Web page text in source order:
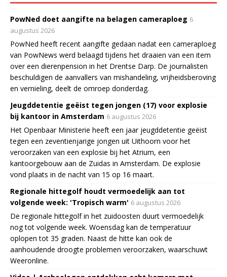
PowNed doet aangifte na belagen cameraploeg 6
augustus 2026
PowNed heeft recent aangifte gedaan nadat een cameraploeg
van PowNews werd belaagd tijdens het draaien van een item
over een dierenpension in het Drentse Darp. De journalisten
beschuldigen de aanvallers van mishandeling, vrijheidsberoving
en vernieling, deelt de omroep donderdag.
Jeugddetentie geëist tegen jongen (17) voor explosie
bij kantoor in Amsterdam 6 augustus 2026
Het Openbaar Ministerie heeft een jaar jeugddetentie geëist
tegen een zeventienjarige jongen uit Uithoorn voor het
veroorzaken van een explosie bij het Atrium, een
kantoorgebouw aan de Zuidas in Amsterdam. De explosie
vond plaats in de nacht van 15 op 16 maart.
Regionale hittegolf houdt vermoedelijk aan tot
volgende week: 'Tropisch warm' 6 augustus 2026
De regionale hittegolf in het zuidoosten duurt vermoedelijk
nog tot volgende week. Woensdag kan de temperatuur
oplopen tot 35 graden. Naast de hitte kan ook de
aanhoudende droogte problemen veroorzaken, waarschuwt
Weeronline.